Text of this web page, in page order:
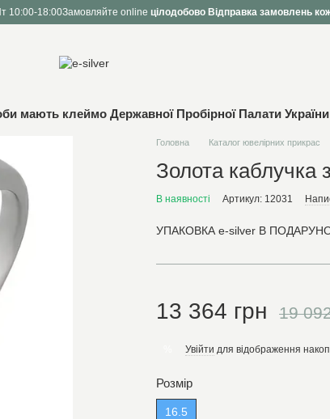
10:00-18:00Замовляйте online цілодобово Відправка замовлень
мають клеймо Державної Пробірної Палати України
Головна Каталог ювелірних прикрас
Золота каблучка
В наявності Артикул: 12031
УПАКОВКА e-silver В
13 364 грн 19
Увійти для відображення
Розмір
16.5